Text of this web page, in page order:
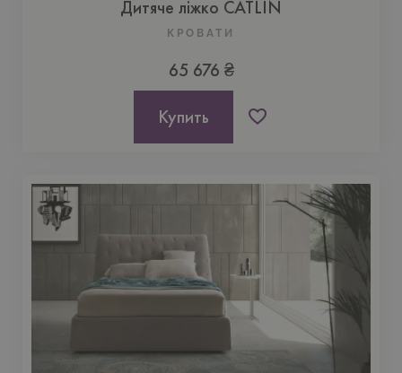
Дитяче ліжко CATLIN
КРОВАТИ
65 676 ₴
Купить